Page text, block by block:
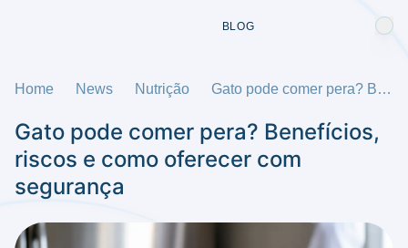
BLOG
Home News Nutrição Gato pode comer pera? Benefícios, riscos e como oferecer com segurança
Gato pode comer pera? Benefícios,
riscos e como oferecer com
segurança